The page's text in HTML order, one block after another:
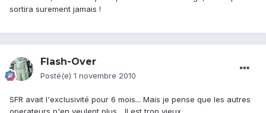
sortira surement jamais !
Flash-Over
Posté(e) 1 novembre 2010
SFR avait l'exclusivité pour 6 mois... Mais je pense que les autres